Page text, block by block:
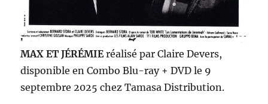
MAX ET JÉRÉMIEréalisé par Claire Devers,
disponible en Combo Blu-ray + DVD le 9
septembre 2025 chez Tamasa Distribution.